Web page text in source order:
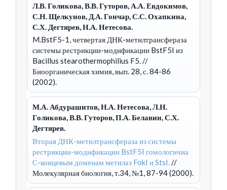
Л.В. Голикова, В.В. Гуторов, А.А. Евдокимов,
С.Н. Щелкунов, Д.А. Гончар, С.С. Охапкина,
С.Х. Дегтярев, Н.А. Нетесова.
M.BstF5-1, четвертая ДНК-метилтрансфераза
системы рестрикции-модификации BstF5I из
Bacillus stearothermophilius F5.//
Биоорганическая химия, вып. 28, с. 84-86
(2002).
М.А. Абдурашитов, Н.А. Нетесова, Л.Н.
Голикова, В.В. Гуторов, П.А. Белавин, С.Х.
Дегтярев.
Вторая ДНК-метилтрансфераза из системы
рестрикции-модификации BstF5I гомологична
С-концевым доменам метилаз FokI и StsI. //
Молекулярная биология, т.34, №1, 87-94 (2000).